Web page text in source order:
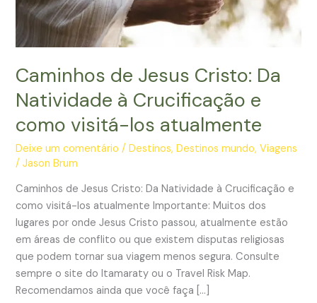
Caminhos de Jesus Cristo: Da
Natividade à Crucificação e
como visitá-los atualmente
Deixe um comentário /Destinos,Destinos mundo,Viagens
/Jason Brum
Caminhos de Jesus Cristo: Da Natividade à Crucificação e
como visitá-los atualmente Importante: Muitos dos
lugares por onde Jesus Cristo passou, atualmente estão
em áreas de conflito ou que existem disputas religiosas
que podem tornar sua viagem menos segura. Consulte
sempre o site do Itamaraty ou o Travel Risk Map.
Recomendamos ainda que você faça […]